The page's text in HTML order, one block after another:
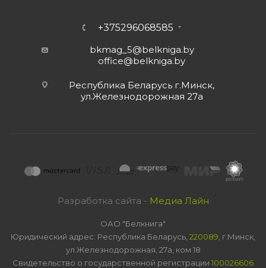
+375296068585
bkmag_5@belkniga.by
office@belkniga.by
Республика Беларусь г.Минск,
ул.Железнодорожная 27а
Разработка сайта - Медиа Лайн
ОАО "Белкнига"
Юридический адрес: Республика Беларусь, 220089 , г.Минск,
ул.Железнодорожная, 27а, ком 18
Свидетельство о государственной регистрации 100026606